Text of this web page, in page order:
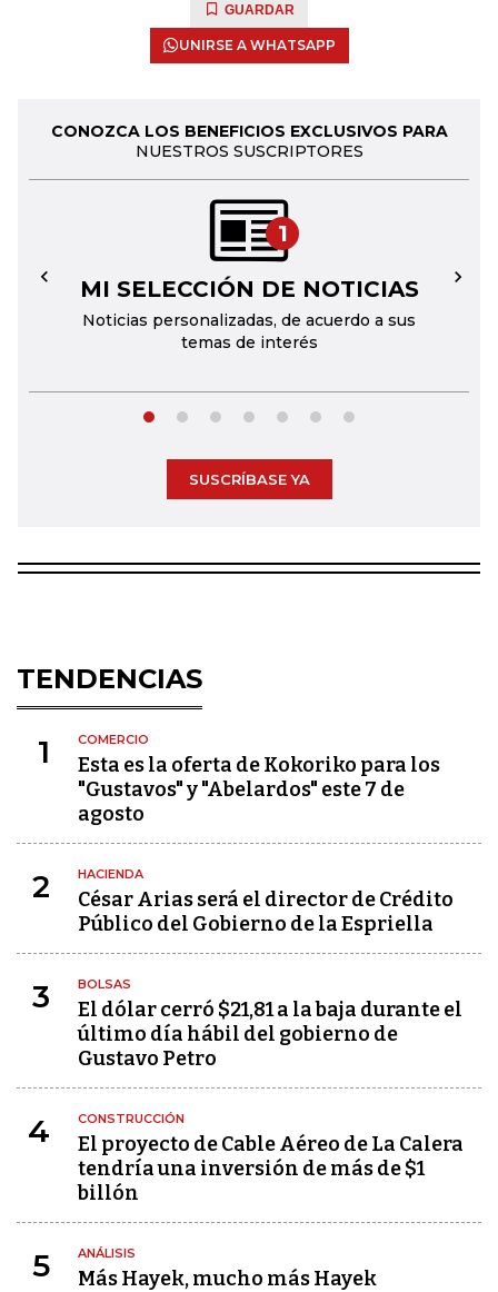
GUARDAR
UNIRSE A WHATSAPP
CONOZCA LOS BENEFICIOS EXCLUSIVOS PARA
NUESTROS SUSCRIPTORES
1
MI SELECCIÓN DE NOTICIAS
Noticias personalizadas, de acuerdo a sus
temas de interés
← →
SUSCRÍBASE YA
TENDENCIAS
1 COMERCIO
Esta es la oferta de Kokoriko para los
"Gustavos" y "Abelardos" este 7 de
agosto
2 HACIENDA
César Arias será el director de Crédito
Público del Gobierno de la Espriella
3 BOLSAS
El dólar cerró $21,81 a la baja durante el
último día hábil del gobierno de
Gustavo Petro
4 CONSTRUCCIÓN
El proyecto de Cable Aéreo de La Calera
tendría una inversión de más de $1
billón
5 ANÁLISIS
Más Hayek, mucho más Hayek